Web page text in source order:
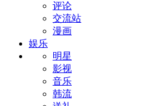
评论
交流站
漫画
娱乐
明星
影视
音乐
韩流